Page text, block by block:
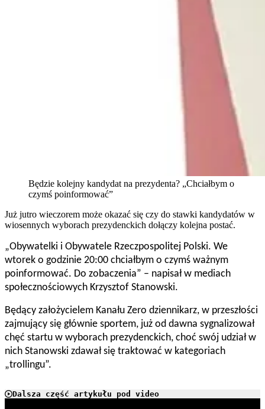
Będzie kolejny kandydat na prezydenta? „Chciałbym o
czymś poinformować”
Już jutro wieczorem może okazać się czy do stawki kandydatów w
wiosennych wyborach prezydenckich dołączy kolejna postać.
„Obywatelki i Obywatele Rzeczpospolitej Polski. We
wtorek o godzinie 20:00 chciałbym o czymś ważnym
poinformować. Do zobaczenia” – napisał w mediach
społecznościowych Krzysztof Stanowski.
Będący założycielem Kanału Zero dziennikarz, w przeszłości
zajmujący się głównie sportem, już od dawna sygnalizował
chęć startu w wyborach prezydenckich, choć swój udział w
nich Stanowski zdawał się traktować w kategoriach
„trollingu”.
Dalsza część artykułu pod video